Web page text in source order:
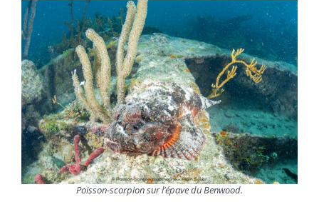
Poisson-scorpion sur l’épave du Benwood.